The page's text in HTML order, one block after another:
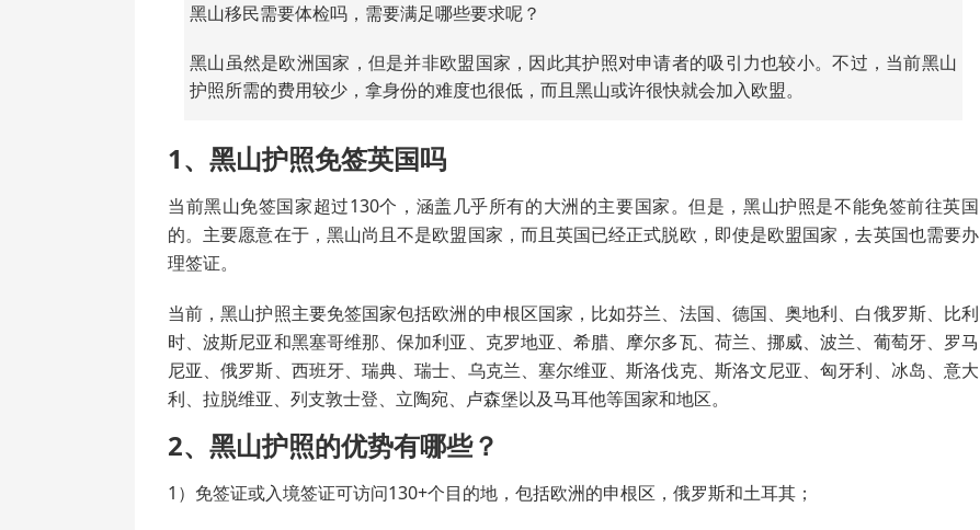
黑山移民需要体检吗，需要满足哪些要求呢？
黑山虽然是欧洲国家，但是并非欧盟国家，因此其护照对申请者的吸引力也较小。不过，当前黑山
护照所需的费用较少，拿身份的难度也很低，而且黑山或许很快就会加入欧盟。
1、黑山护照免签英国吗
当前黑山免签国家超过130个，涵盖几乎所有的大洲的主要国家。但是，黑山护照是不能免签前往英国
的。主要愿意在于，黑山尚且不是欧盟国家，而且英国已经正式脱欧，即使是欧盟国家，去英国也需要办
理签证。
当前，黑山护照主要免签国家包括欧洲的申根区国家，比如芬兰、法国、德国、奥地利、白俄罗斯、比利
时、波斯尼亚和黑塞哥维那、保加利亚、克罗地亚、希腊、摩尔多瓦、荷兰、挪威、波兰、葡萄牙、罗马
尼亚、俄罗斯、西班牙、瑞典、瑞士、乌克兰、塞尔维亚、斯洛伐克、斯洛文尼亚、匈牙利、冰岛、意大
利、拉脱维亚、列支敦士登、立陶宛、卢森堡以及马耳他等国家和地区。
2、黑山护照的优势有哪些？
1）免签证或入境签证可访问130+个目的地，包括欧洲的申根区，俄罗斯和土耳其；